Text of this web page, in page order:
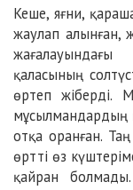
Кеше, яғни,
жаулап алынған,
қаласының
өртеп жіберді.
мұсылмандардың
отқа оранған.
өртті өз
қайран